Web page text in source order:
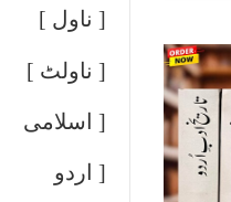
[ ناول ]
[ ناولٹ ]
[ اسلامی
کتب ]
[ اردو